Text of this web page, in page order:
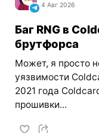
4 Авг 2026
Баг RNG в
брутфорса
Может, я просто
уязвимости
2021 года
прошивки...